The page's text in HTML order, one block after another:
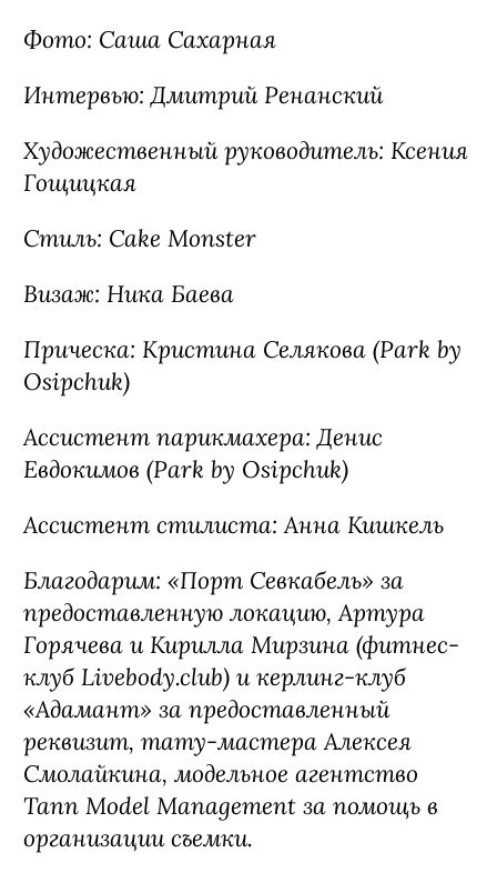
Фото: Саша Сахарная
Интервью: Дмитрий Ренанский
Художественный руководитель: Ксения
Гощицкая
Стиль: Cake Monster
Визаж: Ника Баева
Прическа: Кристина Селякова (Park by
Osipchuk)
Ассистент парикмахера: Денис
Евдокимов (Park by Osipchuk)
Ассистент стилиста: Анна Кишкель
Благодарим: «Порт Севкабель» за
предоставленную локацию, Артура
Горячева и Кирилла Мирзина (фитнес-
клуб Livebody.club) и керлинг-клуб
«Адамант» за предоставленный
реквизит, тату-мастера Алексея
Смолайкина, модельное агентство
Tann Model Management за помощь в
организации съемки.